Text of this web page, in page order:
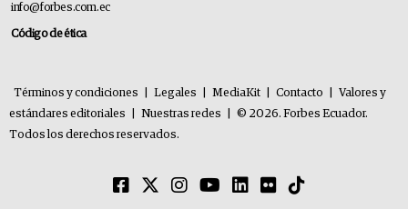
info@forbes.com.ec
Código de ética
Términos y condiciones Legales MediaKit Contacto
Valores y
estándares editoriales
Nuestras redes
© 2026. Forbes Ecuador.
Todos los derechos reservados.